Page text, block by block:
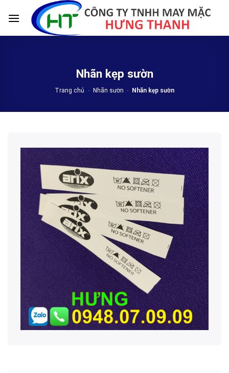
Nhãn kẹp sườn
Trang chủ - Nhãn sườn - Nhãn kẹp sườn